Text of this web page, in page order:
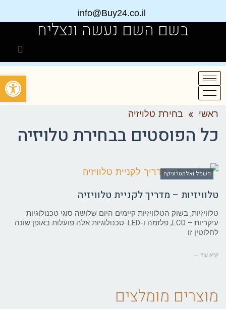
info@Buy24.co.il
בשם השם נעשה ונצליח
ראשי » בחירת טלויזיה
כל הפוסטים בבחירת טלויזיה
חשמל ואלקטרוניקה
טלוויזיות – מדריך לקניית טלוויזיה
טלוויזיות, בשוק הטלוויזיות קיימים היום שלושה סוגי טכנולוגיות
עיקריות – LCD, פלזמה ו-LED. טכנולוגיות אלה פועלות באופן שונה
לחלוטין זו
קרא עוד ←
מוצרים מומלצים